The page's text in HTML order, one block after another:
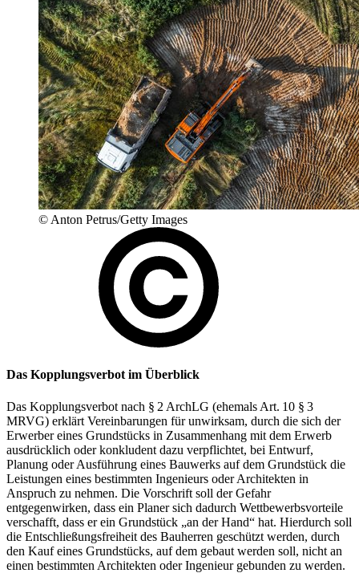
© Anton Petrus/Getty Images
Das Kopplungsverbot im Überblick
Das Kopplungsverbot nach § 2 ArchLG (ehemals Art. 10 § 3
MRVG) erklärt Vereinbarungen für unwirksam, durch die sich der
Erwerber eines Grundstücks in Zusammenhang mit dem Erwerb
ausdrücklich oder konkludent dazu verpflichtet, bei Entwurf,
Planung oder Ausführung eines Bauwerks auf dem Grundstück die
Leistungen eines bestimmten Ingenieurs oder Architekten in
Anspruch zu nehmen. Die Vorschrift soll der Gefahr
entgegenwirken, dass ein Planer sich dadurch Wettbewerbsvorteile
verschafft, dass er ein Grundstück „an der Hand“ hat. Hierdurch soll
die Entschließungsfreiheit des Bauherren geschützt werden, durch
den Kauf eines Grundstücks, auf dem gebaut werden soll, nicht an
einen bestimmten Architekten oder Ingenieur gebunden zu werden.